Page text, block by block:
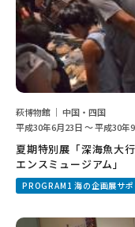
萩博物館 ｜ 中国・四国
平成30年6月23日 ～ 平成30年
夏期特別展「深海魚大
エンスミュージアム」
PROGRAM1 海の企画展サポ